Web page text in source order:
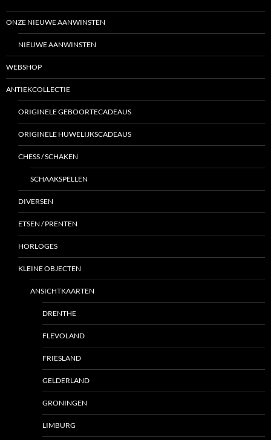
ONZE NIEUWE AANWINSTEN
NIEUWE AANWINSTEN
WEBSHOP
ANTIEKCOLLECTIE
ORIGINELE GEBOORTECADEAUS
ORIGINELE HUWELIJKSCADEAUS
CHESS / SCHAKEN
SCHAAKSPELLEN
DIVERSEN
ETSEN / PRENTEN
HORLOGES
KLEINE OBJECTEN
ANSICHTKAARTEN
DRENTHE
FLEVOLAND
FRIESLAND
GELDERLAND
GRONINGEN
LIMBURG